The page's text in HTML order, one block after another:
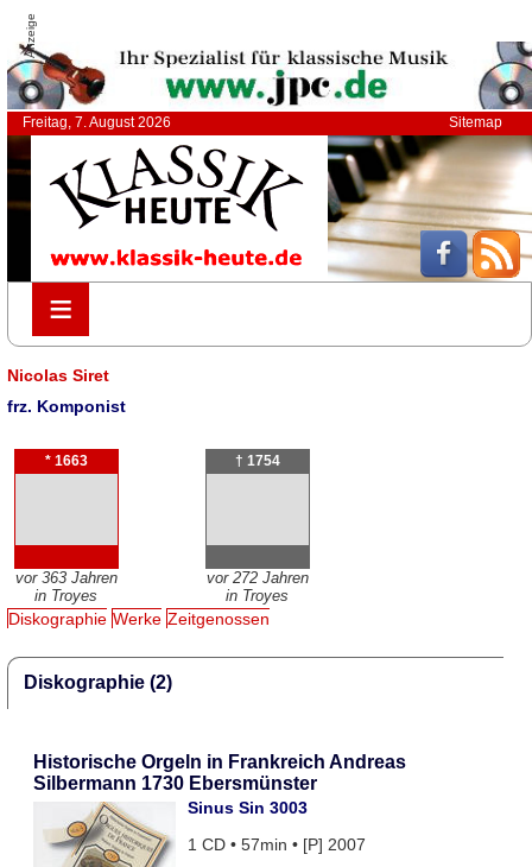
Anzeige
Freitag, 7. August 2026 Sitemap
≡
≡
Nicolas Siret
frz. Komponist
* 1663
vor 363 Jahren
in Troyes
† 1754
vor 272 Jahren
in Troyes
Diskographie Werke Zeitgenossen
Diskographie (2)
Historische Orgeln in Frankreich Andreas
Silbermann 1730 Ebersmünster
Sinus Sin 3003
1 CD • 57min • [P] 2007